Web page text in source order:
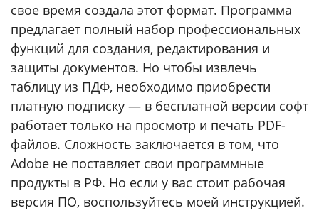
свое время создала этот формат. Программа
предлагает полный набор профессиональных
функций для создания, редактирования и
защиты документов. Но чтобы извлечь
таблицу из ПДФ, необходимо приобрести
платную подписку — в бесплатной версии софт
работает только на просмотр и печать PDF-
файлов. Сложность заключается в том, что
Adobe не поставляет свои программные
продукты в РФ. Но если у вас стоит рабочая
версия ПО, воспользуйтесь моей инструкцией.